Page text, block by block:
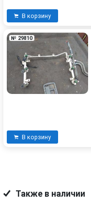
В корзину
№ 29810
В корзину
Также в наличии